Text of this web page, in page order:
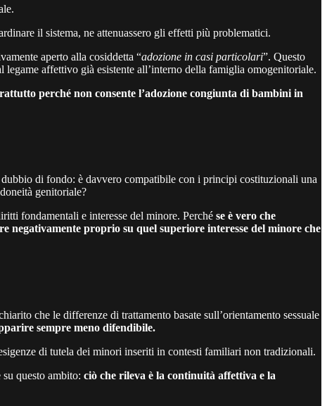
il sistema, ne attenuassero gli effetti più problematici.
aperto alla cosiddetta “adozione in casi particolari”. Questo
affettivo già esistente all’interno della famiglia omogenitoriale.
perché non consente l’adozione congiunta di bambini in
di fondo: è davvero compatibile con i principi costituzionali una
genitoriale?
fondamentali e interesse del minore. Perché se è vero che
proprio su quel superiore interesse del minore che
che le differenze di trattamento basate sull’orientamento sessuale
sempre meno difendibile.
di tutela dei minori inseriti in contesti familiari non tradizionali.
questo ambito: ciò che rileva è la continuità affettiva e la